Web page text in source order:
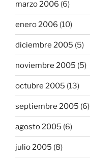
marzo 2006 (6)
enero 2006 (10)
diciembre 2005 (5)
noviembre 2005 (5)
octubre 2005 (13)
septiembre 2005 (6)
agosto 2005 (6)
julio 2005 (8)